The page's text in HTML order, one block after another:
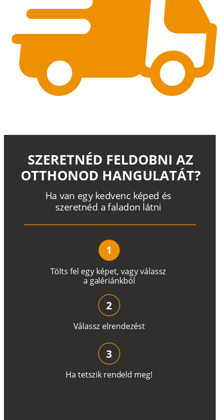
Tölts fel egy képet, vagyválassz
a galériánkból
Ha van egy kedvenc képed és
szeretnéd a faladon látni
SZERETNÉD FELDOBNI AZ
OTTHONOD HANGULATÁT?
1
Válassz elrendezést
2
Ha tetszik rendeld meg!
3